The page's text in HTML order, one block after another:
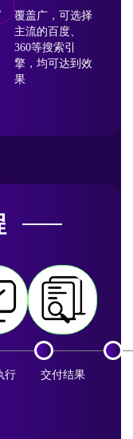
覆盖广，可选择
主流的百度、
360等搜索引
擎，均可达到效
果
行 交付结果